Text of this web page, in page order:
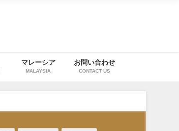
マレーシア
MALAYSIA
お問い合わせ
CONTACT US